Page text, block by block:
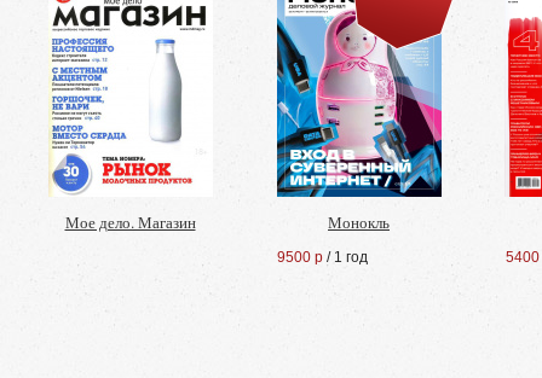
Мое дело. Магазин Монокль
9500 р / 1 год 5400